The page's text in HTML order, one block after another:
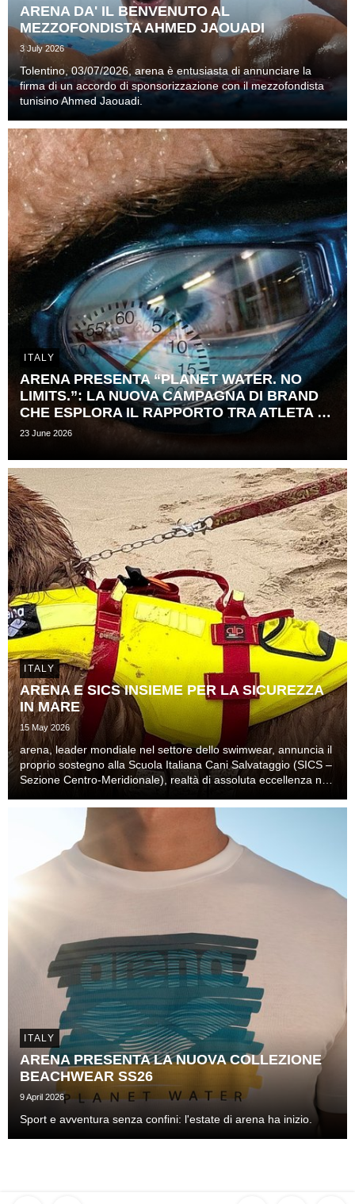
ARENA DA' IL BENVENUTO AL
MEZZOFONDISTA AHMED JAOUADI
3 July 2026
Tolentino, 03/07/2026, arena è entusiasta di annunciare la
firma di un accordo di sponsorizzazione con il mezzofondista
tunisino Ahmed Jaouadi.
ITALY
ARENA PRESENTA “PLANET WATER. NO
LIMITS.”: LA NUOVA CAMPAGNA DI BRAND
CHE ESPLORA IL RAPPORTO TRA ATLETA E ​
TEMPO
23 June 2026
ITALY
ARENA E SICS INSIEME PER LA SICUREZZA
IN MARE
15 May 2026
arena, leader mondiale nel settore dello swimwear, annuncia il
proprio sostegno alla Scuola Italiana Cani Salvataggio (SICS –
Sezione Centro-Meridionale), realtà di assoluta eccellenza nel
ITALY
ARENA PRESENTA LA NUOVA COLLEZIONE
BEACHWEAR SS26
9 April 2026
Sport e avventura senza confini: l'estate di arena ha inizio.